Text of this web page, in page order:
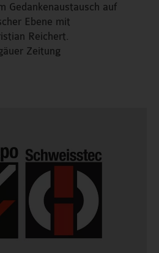
Gedankenaustausch auf
Ebene mit
Reichert.
Zeitung